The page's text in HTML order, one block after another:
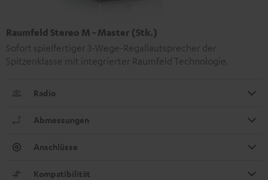
Raumfeld Stereo M - Master (Stk.)
Sofort spielfertiger 3-Wege-Regallautsprecher der
Spitzenklasse mit integrierter Raumfeld Technologie.
Radio
Abmessungen
Anschlüsse
Kompatibilität